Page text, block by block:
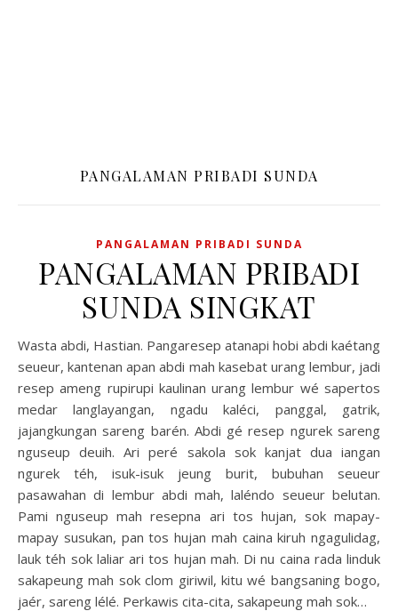
PANGALAMAN PRIBADI SUNDA
PANGALAMAN PRIBADI SUNDA
PANGALAMAN PRIBADI
SUNDA SINGKAT
Wasta abdi, Hastian. Pangaresep atanapi hobi abdi kaétang
seueur, kantenan apan abdi mah kasebat urang lembur, jadi
resep ameng rupirupi kaulinan urang lembur wé sapertos
medar langlayangan, ngadu kaléci, panggal, gatrik,
jajangkungan sareng barén. Abdi gé resep ngurek sareng
nguseup deuih. Ari peré sakola sok kanjat dua iangan
ngurek téh, isuk-isuk jeung burit, bubuhan seueur
pasawahan di lembur abdi mah, laléndo seueur belutan.
Pami nguseup mah resepna ari tos hujan, sok mapay-
mapay susukan, pan tos hujan mah caina kiruh ngagulidag,
lauk téh sok laliar ari tos hujan mah. Di nu caina rada linduk
sakapeung mah sok clom giriwil, kitu wé bangsaning bogo,
jaér, sareng lélé. Perkawis cita-cita, sakapeung mah sok…